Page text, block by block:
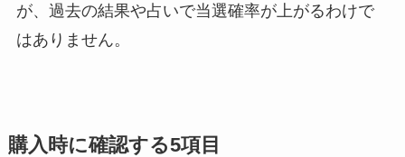
が、過去の結果や占いで当選確率が上がるわけで
はありません。
購入時に確認する5項目